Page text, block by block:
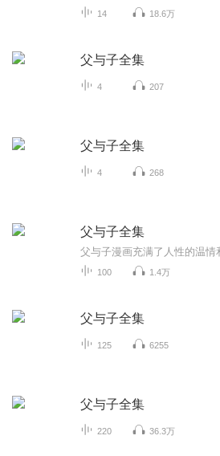
14 18.6万
父与子全集
4 207
父与子全集
4 268
父与子全集
100 1.4万
父与子全集
125 6255
父与子全集
220 36.3万